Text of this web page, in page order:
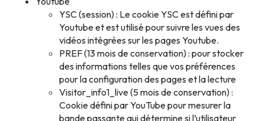
YSC (session) : Le cookie YSC est défini par
Youtube et est utilisé pour suivre les vues des
vidéos intégrées sur les pages Youtube.
PREF (13 mois de conservation) : pour stocker
des informations telles que vos préférences
pour la configuration des pages et la lecture
Visitor_info1_live (5 mois de conservation) :
Cookie défini par YouTube pour mesurer la
bande passante qui détermine si l’utilisateur